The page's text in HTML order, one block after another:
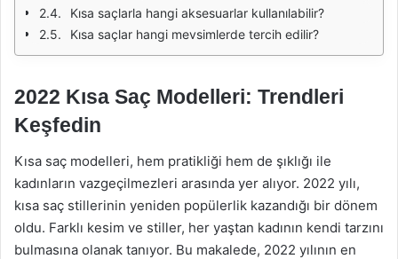
Kısa saçlarla hangi aksesuarlar kullanılabilir?
Kısa saçlar hangi mevsimlerde tercih edilir?
2022 Kısa Saç Modelleri: Trendleri
Keşfedin
Kısa saç modelleri, hem pratikliği hem de şıklığı ile
kadınların vazgeçilmezleri arasında yer alıyor. 2022 yılı,
kısa saç stillerinin yeniden popülerlik kazandığı bir dönem
oldu. Farklı kesim ve stiller, her yaştan kadının kendi tarzını
bulmasına olanak tanıyor. Bu makalede, 2022 yılının en